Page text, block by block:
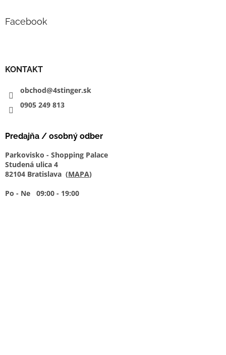
Facebook
KONTAKT
obchod@4stinger.sk
0905 249 813
Predajňa / osobný odber
Parkovisko - Shopping Palace
Studená ulica 4
82104 Bratislava (MAPA)
Po - Ne 09:00 - 19:00